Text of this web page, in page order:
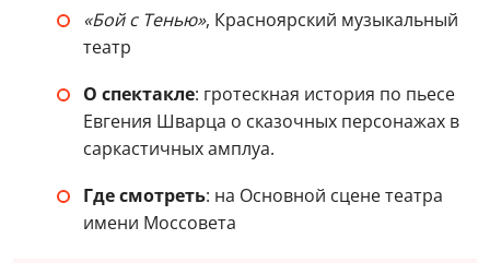
«Бой с Тенью», Красноярский музыкальный
театр
О спектакле: гротескная история по пьесе
Евгения Шварца о сказочных персонажах в
саркастичных амплуа.
Где смотреть: на Основной сцене театра
имени Моссовета